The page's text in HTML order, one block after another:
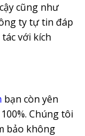
cũng như
ty tự tin đáp
với kích
bạn còn yên
Chúng tôi
bảo không